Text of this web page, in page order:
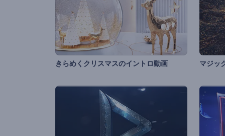
きらめくクリスマスのイントロ動画 マジッ